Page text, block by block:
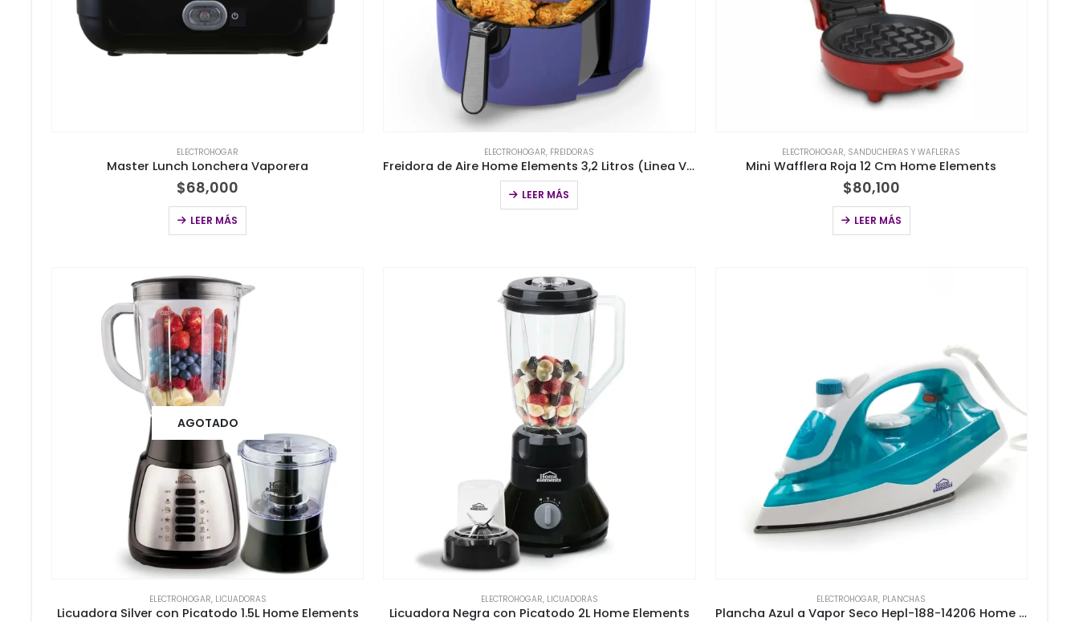
ELECTROHOGAR
Master Lunch Lonchera Vaporera
$68,000
LEER MÁS
ELECTROHOGAR, FREIDORAS
Freidora de Aire Home Elements 3,2 Litros (Linea Violeta)
LEER MÁS
ELECTROHOGAR, SANDUCHERAS Y WAFLERAS
Mini Wafflera Roja 12 Cm Home Elements
$80,100
LEER MÁS
AGOTADO
ELECTROHOGAR, LICUADORAS
Licuadora Silver con Picatodo 1.5L Home Elements
ELECTROHOGAR, LICUADORAS
Licuadora Negra con Picatodo 2L Home Elements
ELECTROHOGAR, PLANCHAS
Plancha Azul a Vapor Seco Hepl-188-14206 Home Elements